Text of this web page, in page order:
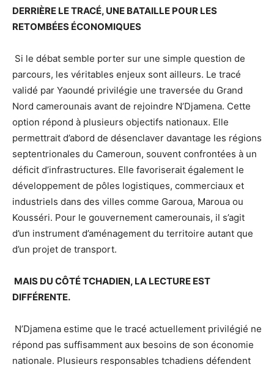
DERRIÈRE LE TRACÉ, UNE BATAILLE POUR LES
RETOMBÉES ÉCONOMIQUES
Si le débat semble porter sur une simple question de
parcours, les véritables enjeux sont ailleurs. Le tracé
validé par Yaoundé privilégie une traversée du Grand
Nord camerounais avant de rejoindre N’Djamena. Cette
option répond à plusieurs objectifs nationaux. Elle
permettrait d’abord de désenclaver davantage les régions
septentrionales du Cameroun, souvent confrontées à un
déficit d’infrastructures. Elle favoriserait également le
développement de pôles logistiques, commerciaux et
industriels dans des villes comme Garoua, Maroua ou
Kousséri. Pour le gouvernement camerounais, il s’agit
d’un instrument d’aménagement du territoire autant que
d’un projet de transport.
MAIS DU CÔTÉ TCHADIEN, LA LECTURE EST
DIFFÉRENTE.
N’Djamena estime que le tracé actuellement privilégié ne
répond pas suffisamment aux besoins de son économie
nationale. Plusieurs responsables tchadiens défendent